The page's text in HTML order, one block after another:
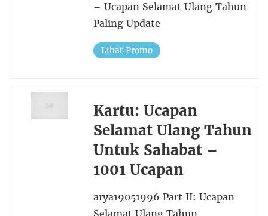
– Ucapan Selamat Ulang Tahun
Paling Update
Lihat Promo
Kartu: Ucapan
Selamat Ulang Tahun
Untuk Sahabat –
1001 Ucapan
arya19051996 Part II: Ucapan
Selamat Ulang Tahun